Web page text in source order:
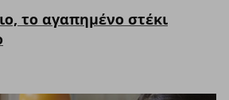
το αγαπημένο στέκι